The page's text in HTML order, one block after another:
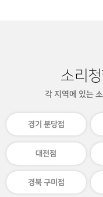
소리
각 지역에 있는
경기 분당점
대전점
경북 구미점